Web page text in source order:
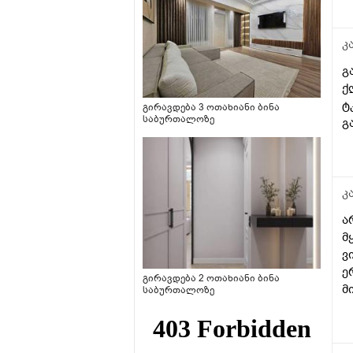
გირავდება 3 ოთახიანი ბინა
საბურთალოზე
გირავდება 2 ოთახიანი ბინა
საბურთალოზე